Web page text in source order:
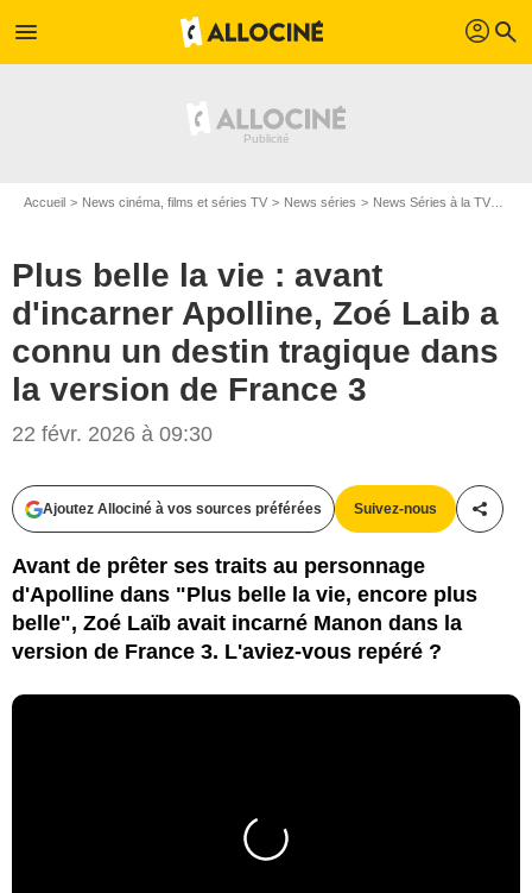
menu profil search
Accueil News cinéma, films et séries TV News séries News Séries à la TV
Plus belle la vie : avant
d'incarner Apolline, Zoé Laib a
connu un destin tragique dans
la version de France 3
22 févr. 2026 à 09:30
Ajoutez Allociné à vos sources préférées Suivez-nous
Avant de prêter ses traits au personnage
d'Apolline dans "Plus belle la vie, encore plus
belle", Zoé Laïb avait incarné Manon dans la
version de France 3. L'aviez-vous repéré ?